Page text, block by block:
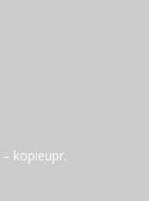
– kopieupr.